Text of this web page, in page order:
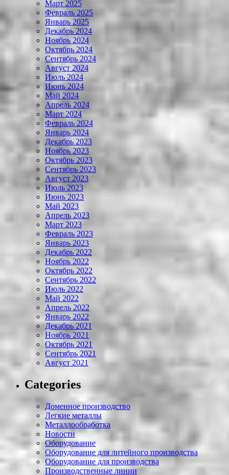
Март 2025
Февраль 2025
Январь 2025
Декабрь 2024
Ноябрь 2024
Октябрь 2024
Сентябрь 2024
Август 2024
Июль 2024
Июнь 2024
Май 2024
Апрель 2024
Март 2024
Февраль 2024
Январь 2024
Декабрь 2023
Ноябрь 2023
Октябрь 2023
Сентябрь 2023
Август 2023
Июль 2023
Июнь 2023
Май 2023
Апрель 2023
Март 2023
Февраль 2023
Январь 2023
Декабрь 2022
Ноябрь 2022
Октябрь 2022
Сентябрь 2022
Июль 2022
Май 2022
Апрель 2022
Январь 2022
Декабрь 2021
Ноябрь 2021
Октябрь 2021
Сентябрь 2021
Август 2021
Categories
Доменное производство
Легкие металлы
Металлообработка
Новости
Оборудование
Оборудование для литейного производства
Оборудование для производства
Производственные линии